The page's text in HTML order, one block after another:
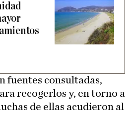
fuentes consultadas,
recogerlos y, en torno a
de ellas acudieron al